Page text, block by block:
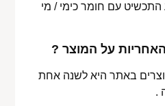
התכשיט עם חומר כימי / מי
על המוצר ?
באתר היא לשנה אחת
.